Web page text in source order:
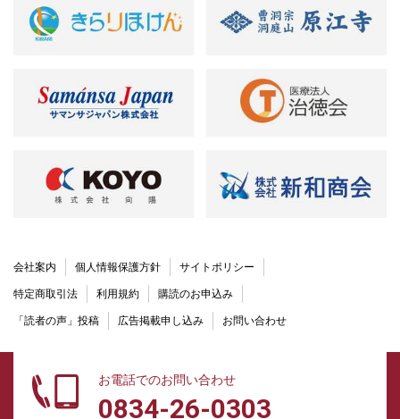
会社案内 個人情報保護方針 サイトポリシー
特定商取引法 利用規約 購読のお申込み
「読者の声」投稿 広告掲載申し込み お問い合わせ
お電話でのお問い合わせ
0834-26-0303